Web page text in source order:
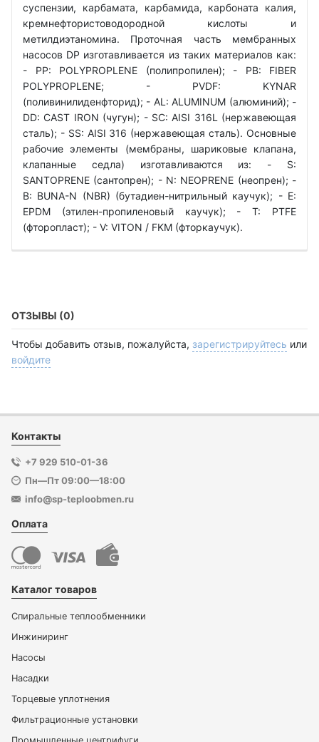
суспензии, карбамата, карбамида, карбоната калия,
кремнефтористоводородной кислоты и
метилдиэтаномина. Проточная часть мембранных
насосов DP изготавливается из таких материалов как:
- РР: POLYPROPLENE (полипропилен); - PB: FIBER
POLYPROPLENE; - PVDF: KYNAR
(поливинилиденфторид); - AL: ALUMINUM (алюминий); -
DD: CAST IRON (чугун); - SC: АІSI 316L (нержавеющая
сталь); - SS: АІSI 316 (нержавеющая сталь). Основные
рабочие элементы (мембраны, шариковые клапана,
клапанные седла) изготавливаются из: - S:
SANTOPRENE (сантопрен); - N: NEOPRENE (неопрен); -
B: BUNA-N (NBR) (бутадиен-нитрильный каучук); - E:
EPDM (этилен-пропиленовый каучук); - T: PTFE
(фторопласт); - V: VITON / FKM (фторкаучук).
ОТЗЫВЫ (0)
Чтобы добавить отзыв, пожалуйста, зарегистрируйтесь или
войдите
Контакты
+7 929 510-01-36
Пн—Пт 09:00—18:00
info@sp-teploobmen.ru
Оплата
Каталог товаров
Спиральные теплообменники
Инжиниринг
Насосы
Насадки
Торцевые уплотнения
Фильтрационные установки